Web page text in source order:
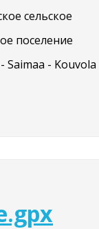
сельское
поселение
Saimaa - Kouvola